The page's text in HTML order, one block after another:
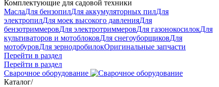
Комплектующие для садовой техники
МаслаДля бензопилДля аккумуляторных пилДля
электропилДля моек высокого давленияДля
бензотриммеровДля электротриммеровДля газонокосилокДля
культиваторов и мотоблоковДля снегоуборщиковДля
мотобуровДля зернодробилокОригинальные запчасти
Перейти в раздел
Перейти в раздел
Сварочное оборудование
Каталог/